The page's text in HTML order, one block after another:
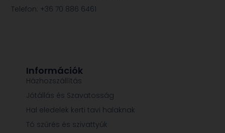
Információk
Házhozszállítás
Jótállás és Szavatosság
Hal eledelek kerti tavi halaknak
Tó szűrés és szivattyúk
Telefon: +36 70 886 6461